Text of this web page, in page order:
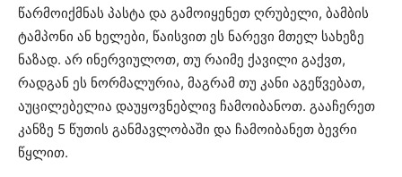
წარმოიქმნას პასტა და გამოიყენეთ ღრუბელი, ბამბის
ტამპონი ან ხელები, წაისვით ეს ნარევი მთელ სახეზე
ნაზად. არ ინერვიულოთ, თუ რაიმე ქავილი გაქვთ,
რადგან ეს ნორმალურია, მაგრამ თუ კანი აგეწვებათ,
აუცილებელია დაუყოვნებლივ ჩამოიბანოთ. გააჩერეთ
კანზე 5 წუთის განმავლობაში და ჩამოიბანეთ ბევრი
წყლით.